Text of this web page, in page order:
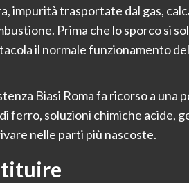
impurità trasportate dal gas,
Prima che lo sporco si
il normale funzionamento
Biasi Roma fa ricorso a una
ferro, soluzioni chimiche acide,
nelle parti più nascoste.